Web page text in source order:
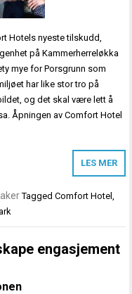
Hotels nyeste tilskudd,
på Kammerherreløkka
mye for Porsgrunn som
har like stor tro på
og det skal være lett å
Åpningen av Comfort Hotel
LES MER
TaggedComfort Hotel,
engasjement